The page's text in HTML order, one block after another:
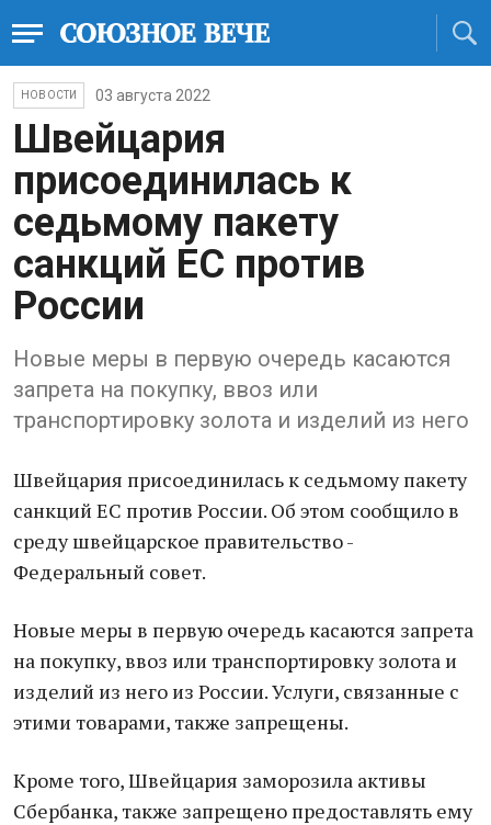
НОВОСТИ 03 августа 2022
Швейцария
присоединилась к
седьмому пакету
санкций ЕС против
России
Новые меры в первую очередь касаются
запрета на покупку, ввоз или
транспортировку золота и изделий из него
Швейцария присоединилась к седьмому пакету
санкций ЕС против России. Об этом сообщило в
среду швейцарское правительство -
Федеральный совет.
Новые меры в первую очередь касаются запрета
на покупку, ввоз или транспортировку золота и
изделий из него из России. Услуги, связанные с
этими товарами, также запрещены.
Кроме того, Швейцария заморозила активы
Сбербанка, также запрещено предоставлять ему